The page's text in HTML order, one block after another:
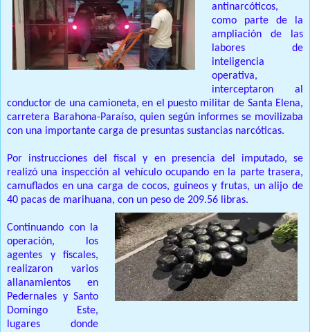
antinarcóticos,
como parte de la
ampliación de las
labores de
inteligencia
operativa,
interceptaron al
conductor de una camioneta, en el puesto militar de Santa Elena,
carretera Barahona-Paraíso, quien según informes se movilizaba
con una importante carga de presuntas sustancias narcóticas.
Por instrucciones del fiscal y en presencia del imputado, se
realizó una inspección al vehículo ocupando en la parte trasera,
camuflados en una carga de cocos, guineos y frutas, un alijo de
40 pacas de marihuana, con un peso de 209.56 libras.
Continuando con la
operación, los
agentes y fiscales,
realizaron varios
allanamientos en
Pedernales y Santo
Domingo Este,
lugares donde